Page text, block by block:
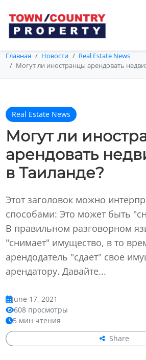
Главная Новости
Real Estate News
Могут ли иностранцы арендовать
Real Estate News
Могут ли
арендовать
в Таиланде?
Этот заголовок можно
способами: Это может быть
В правильном разговорном
"снимает" имущество, в то
арендодатель "сдает" свое
арендатору. Давайте...
June 17, 2021
608 просмотры
5 мин чтения
Share